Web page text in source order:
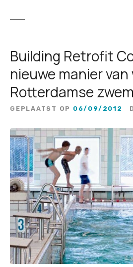
Building Retrofit
nieuwe manier van
Rotterdamse
GEPLAATST OP 06/09/2012